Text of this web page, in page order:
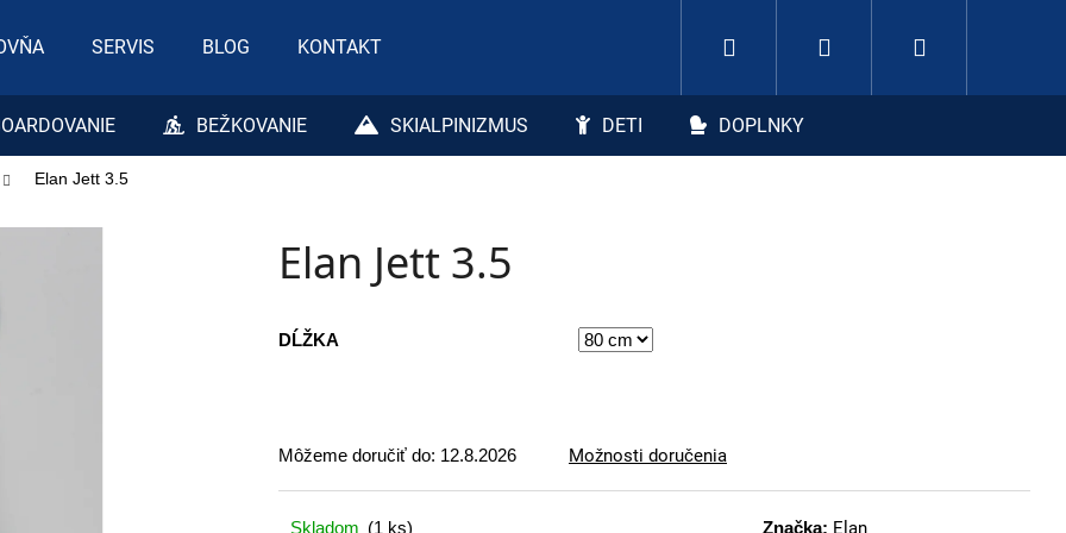
SERVIS BLOG KONTAKT Prihlásenie
BEŽKOVANIE SKIALPINIZMUS DETI DOPLNKY
Elan Jett 3.5
Elan Jett 3.5
DĹŽKA
Môžeme doručiť do: 12.8.2026 Možnosti doručenia
Skladom (1 ks) Značka: Elan
potrebujete nájsť?